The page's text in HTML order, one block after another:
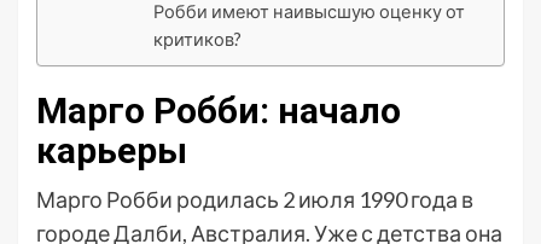
Робби имеют наивысшую оценку от
критиков?
Марго Робби: начало
карьеры
Марго Робби родилась 2 июля 1990 года в
городе Далби, Австралия. Уже с детства она